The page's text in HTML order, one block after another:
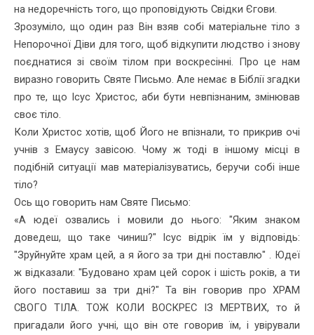
на недоречність того, що проповідують Свідки Єгови.
Зрозуміло, що один раз Він взяв собі матеріальне тіло з
Непо­рочної Діви для того, щоб відкупити людство і знову
поєднатися зі своїм тілом при воскресінні. Про це нам
виразно говорить Святе Письмо. Але немає в Біблії згадки
про те, що Ісус Христос, аби бути невпізнаним, змінював
своє тіло.
Коли Христос хотів, щоб Його не впізнали, то прикрив очі
учнів з Емаусу завісою. Чому ж тоді в іншому місці в
подібній ситуації мав матеріалізуватись, беручи собі інше
тіло?
Ось що говорить нам Святе Письмо:
«А юдеї озвались і мовили до нього: "Яким знаком
доведеш, що таке чиниш?" Ісус відрік їм у відповідь:
"Зруйнуйте храм цей, а я його за три дні поставлю" . Юдеї
ж відказали: "Будовано храм цей сорок і шість років, а ти
його поставиш за три дні?" Та він говорив про ХРАМ
СВОГО ТІЛА. ТОЖ КОЛИ ВОСКРЕС ІЗ МЕРТВИХ, то й
пригадали його учні, що він оте говорив їм, і увірували